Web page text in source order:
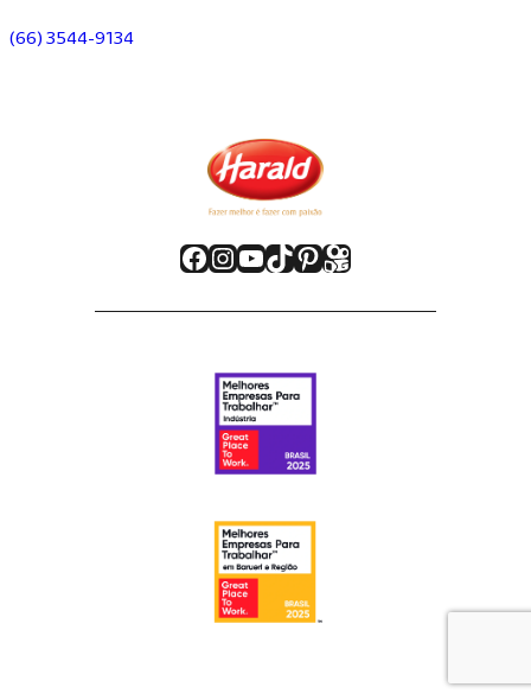
(66) 3544-9134
Facebook
Instagram
Youtube
TikTok
Pinterest
Kwai